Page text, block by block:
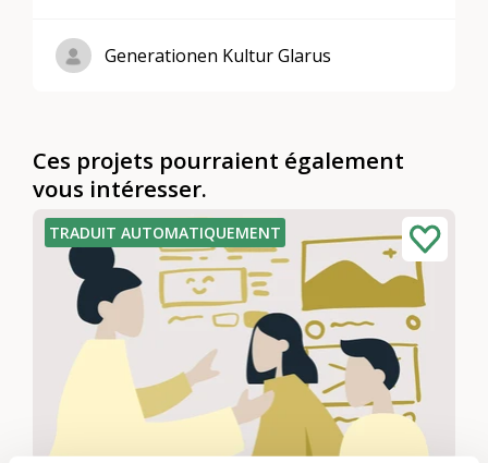
Generationen Kultur Glarus
Ces projets pourraient également
vous intéresser.
TRADUIT AUTOMATIQUEMENT